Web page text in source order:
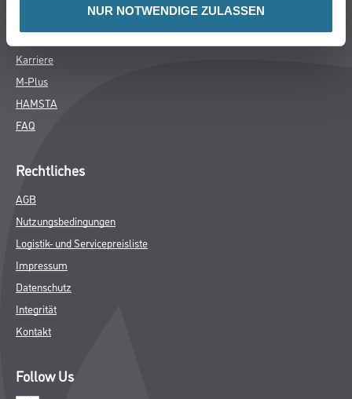
NUR NOTWENDIGE ZULASSEN
Services
Karriere
M-Plus
HAMSTA
FAQ
Rechtliches
AGB
Nutzungsbedingungen
Logistik- und Servicepreisliste
Impressum
Datenschutz
Integrität
Kontakt
Follow Us